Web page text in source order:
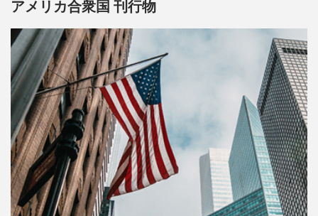
アメリカ合衆国 刊行物